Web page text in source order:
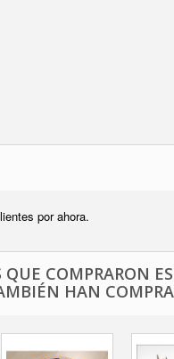
por ahora.
QUE COMPRARON
HAN